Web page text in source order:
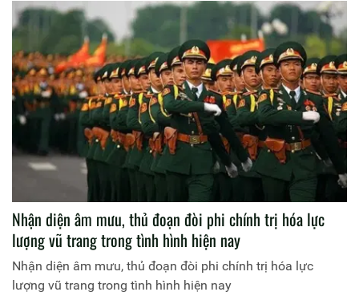
Nhận diện âm mưu, thủ đoạn đòi phi chính trị hóa lực
lượng vũ trang trong tình hình hiện nay
Nhận diện âm mưu, thủ đoạn đòi phi chính trị hóa lực
lượng vũ trang trong tình hình hiện nay